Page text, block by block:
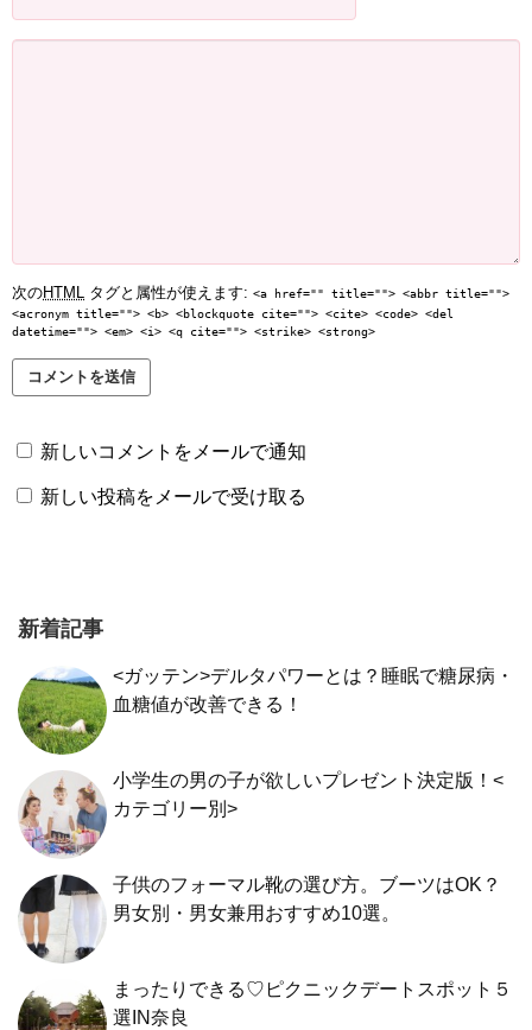
次のHTML タグと属性が使えます: <a href="" title=""> <abbr title="">
<acronym title=""> <b> <blockquote cite=""> <cite> <code> <del
datetime=""> <em> <i> <q cite=""> <strike> <strong>
新しいコメントをメールで通知
新しい投稿をメールで受け取る
新着記事
<ガッテン>デルタパワーとは？睡眠で糖尿病・
血糖値が改善できる！
小学生の男の子が欲しいプレゼント決定版！<
カテゴリー別>
子供のフォーマル靴の選び方。ブーツはOK？
男女別・男女兼用おすすめ10選。
まったりできる♡ピクニックデートスポット５
選IN奈良